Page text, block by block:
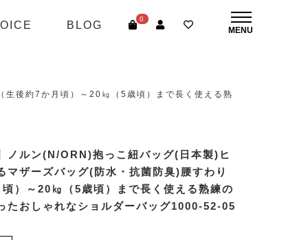
BLOG
0
後約7か月頃）～20㎏（5歳頃）まで長く使える熟
ノルン(N/ORN)抱っこ紐バッグ(日本製)ヒ
マザーズバッグ(防水・抗菌防臭)腰すわり
）～20㎏（5歳頃）まで長く使える熟練の
たおしゃれなショルダーバッグ1000-52-05